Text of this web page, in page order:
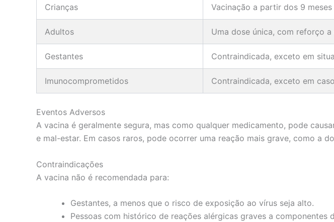
Crianças Vacinação a partir dos 9 meses
Adultos Uma dose única, com reforço
Gestantes Contraindicada, exceto em
Imunocomprometidos Contraindicada, exceto em
Eventos Adversos
A vacina é geralmente segura, mas como qualquer medicamento, pode
e mal-estar. Em casos raros, pode ocorrer uma reação mais grave, como a
Contraindicações
A vacina não é recomendada para:
Gestantes, a menos que o risco de exposição ao vírus seja alto.
Pessoas com histórico de reações alérgicas graves a componentes